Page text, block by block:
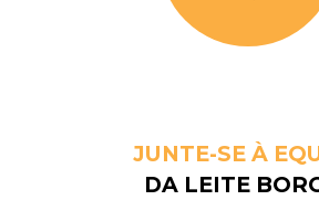
JUNTE-SE À
DA LEITE